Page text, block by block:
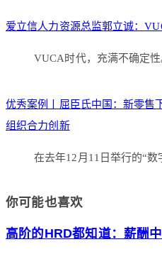
爱立信人力资源总监郭立诚：
VUCA时代，充满不确定
优秀案例丨屈臣氏中国：新零售
组织合力创新
在去年12月11日举行的“
你可能也喜欢
高阶的HRD都知道：薪酬